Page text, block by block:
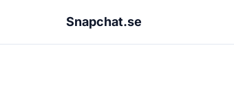
Snapchat.se